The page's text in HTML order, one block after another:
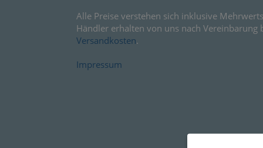
Alle Preise verstehen sich inklusive
Händler erhalten von uns nach
Versandkosten.
Impressum